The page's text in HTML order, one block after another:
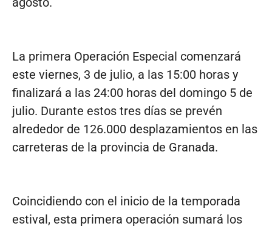
La primera Operación Especial comenzará
este viernes, 3 de julio, a las 15:00 horas y
finalizará a las 24:00 horas del domingo 5 de
julio. Durante estos tres días se prevén
alrededor de 126.000 desplazamientos en las
carreteras de la provincia de Granada.
Coincidiendo con el inicio de la temporada
estival, esta primera operación sumará los